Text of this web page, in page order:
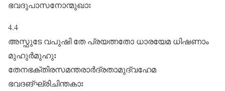
ഭവദുപാസനോന്മുഖാഃ
4.4
അസ്ഫുടേ വപുഷി തേ പ്രയത്നതോ ധാരയേമ ധിഷണാം
മുഹുർമുഹുഃ
തേനഭക്തിരസമന്തരാർദ്രതാമുദ്വഹേമ
ഭവദങ്ഘ്രിചിന്തകാഃ